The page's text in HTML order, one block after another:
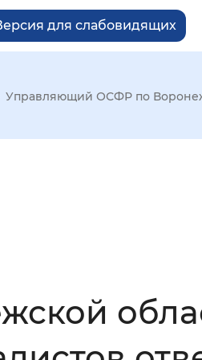
для слабовидящих
Большой
Управляющий ОСФР по